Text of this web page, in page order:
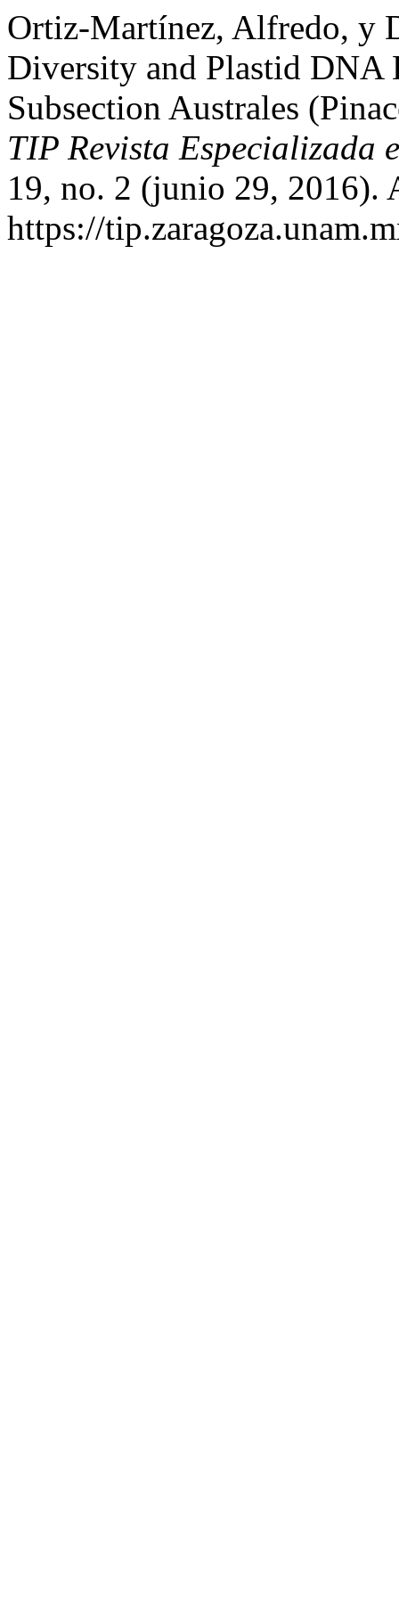
Ortiz-Martínez, Alfredo, y
Diversity and Plastid DNA
Subsection Australes
TIP Revista Especializada
19, no. 2 (junio 29, 2016).
https://